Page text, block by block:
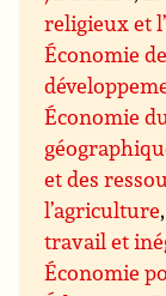
religieux et
Économie
Économie
et des
l’agriculture
travail et
Économie